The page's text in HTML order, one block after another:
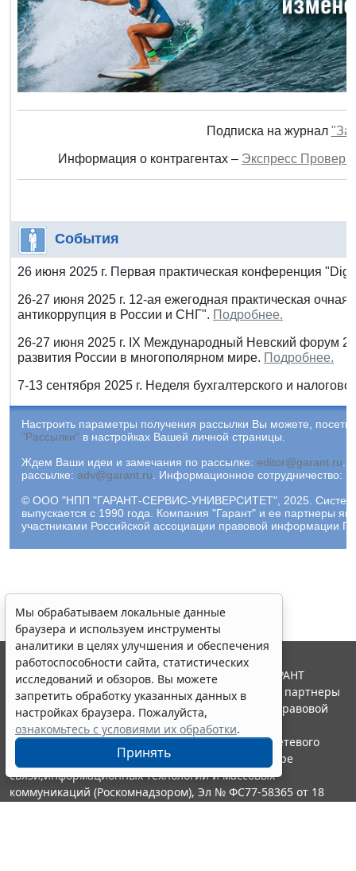
Подписка на журнал
Информация о контрагентах – Экспресс
События
26 июня 2025 г. Первая практическая конференция
26-27 июня 2025 г. 12-ая ежегодная практическая
антикоррупция в России и СНГ". Подробнее.
26-27 июня 2025 г. IX Международный Невский форум
развития России в многополярном мире. Подробнее.
7-13 сентября 2025 г. Неделя бухгалтерского и
Настроить параметры получения рассылки Вы можете,
"Рассылки" в настройках Вашей личной страницы.
Ждем Ваши идеи и замечания по рассылке: editor@garant.ru
рассылке: adv@garant.ru Информационное сотрудничество:
© ООО "НПП "ГАРАНТ-СЕРВИС-УНИВЕРСИТЕТ", 2025.
выпускается с 1990 года. Компания "Гарант" и ее партнеры
участниками Российской ассоциации правовой информации
Мы обрабатываем локальные данные
браузера и используем инструменты
аналитики в целях улучшения и обеспечения
работоспособности сайта, статистических
исследований и обзоров. Вы можете
запретить обработку указанных данных в
настройках браузера. Пожалуйста,
ознакомьтесь с условиями их обработки.
Принять
© ООО "НПП "ГАРАНТ-СЕРВИС", 2026. Система ГАРАНТ
выпускается с 1990 года. Компания "Гарант" и ее партнеры
являются участниками Российской ассоциации правовой
информации ГАРАНТ.
Портал ГАРАНТ.РУ зарегистрирован в качестве сетевого
издания Федеральной службой по надзору в сфере
связи,информационных технологий и массовых
коммуникаций (Роскомнадзором), Эл № ФС77-58365 от 18